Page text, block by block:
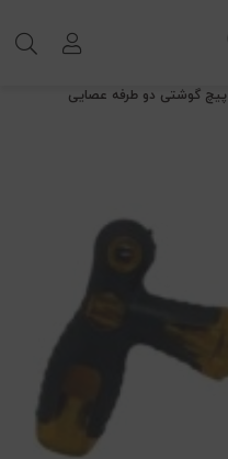
پیچ گوشتی دو طرفه عصایی